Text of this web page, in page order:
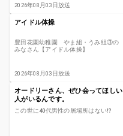
2026年08月03日放送
アイドル体操
豊田花園幼稚園 やま組・うみ組③の
みなさん【アイドル体操】
2026年08月03日放送
オードリーさん、ぜひ会ってほしい
人がいるんです。
この世に40代男性の居場所はない⁉